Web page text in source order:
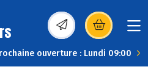
(s’ouvre dans une
ouverture : Lundi 09:00